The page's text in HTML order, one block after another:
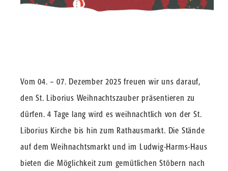
Vom 04. – 07. Dezember 2025 freuen wir uns darauf,
den St. Liborius Weihnachtszauber präsentieren zu
dürfen. 4 Tage lang wird es weihnachtlich von der St.
Liborius Kirche bis hin zum Rathausmarkt. Die Stände
auf dem Weihnachtsmarkt und im Ludwig-Harms-Haus
bieten die Möglichkeit zum gemütlichen Stöbern nach